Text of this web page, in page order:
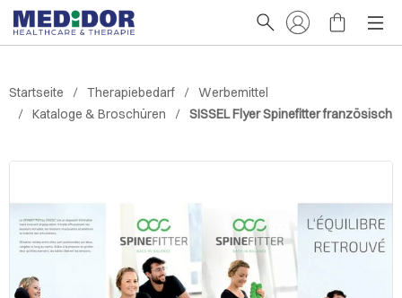
Startseite Therapiebedarf
Werbemittel
Kataloge & Broschüren
SISSEL Flyer Spinefitter französisch